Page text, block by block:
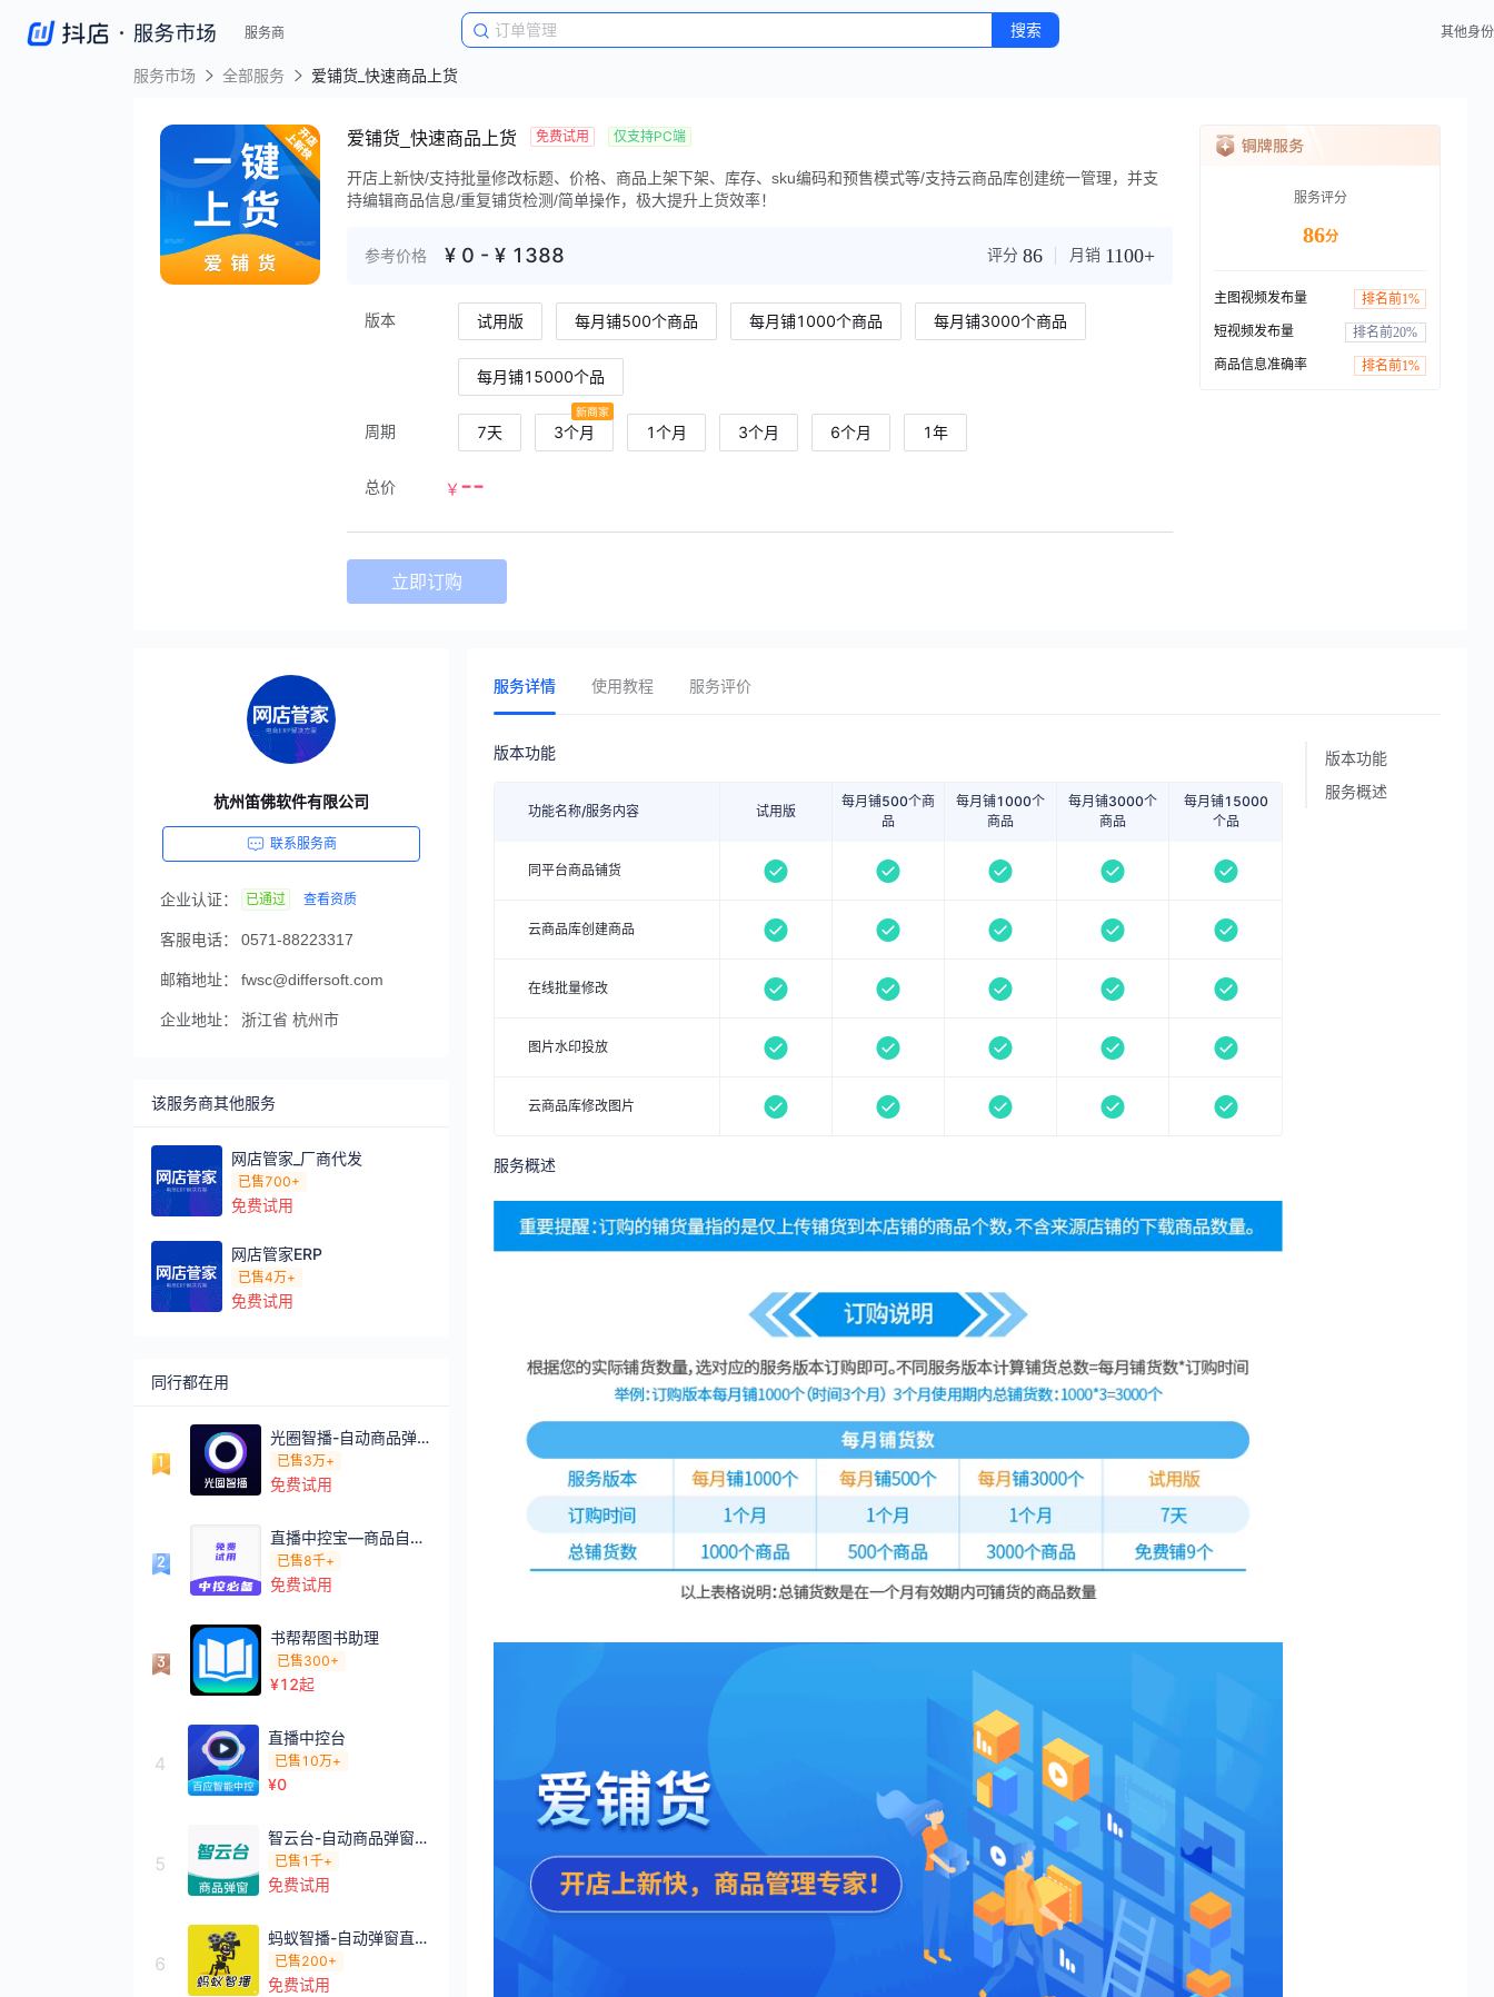
服务商 搜索 其他身
服务市场 全部服务 爱铺货_快速商品上货
爱铺货_快速商品上货 免费试用 仅支持PC端
开店上新快/支持批量修改标题、价格、商品上架下架、库存、sku编码和预售模式等/支持云商品库创建统一管理，并支
持编辑商品信息/重复铺货检测/简单操作，极大提升上货效率！
参考价格 ¥ 0 - ¥ 1388 评分 86 月销 1100+
版本 试用版 每月铺500个商品 每月铺1000个商品 每月铺3000个商品
每月铺15000个品
周期 7天 3个月 1个月 3个月 6个月 1年
总价 ￥ --
立即订购
服务评分
86分
主图视频发布量 排名前1%
短视频发布量 排名前20%
商品信息准确率 排名前1%
杭州笛佛软件有限公司
联系服务商
企业认证： 已通过 查看资质
客服电话： 0571-88223317
邮箱地址： fwsc@differsoft.com
企业地址： 浙江省 杭州市
该服务商其他服务
网店管家_厂商代发
已售700+
免费试用
网店管家ERP
已售4万+
免费试用
同行都在用
光圈智播-自动商品弹窗/自动发评
已售3万+
免费试用
直播中控宝—商品自动讲解/改价改库存
已售8千+
免费试用
书帮帮图书助理
已售300+
¥12起
4
直播中控台
已售10万+
¥0
5
智云台-自动商品弹窗/自动发评/直播助手
已售1千+
免费试用
6
蚂蚁智播-自动弹窗直播助手/商品弹窗
已售200+
免费试用
服务详情 使用教程 服务评价
版本功能
功能名称/服务内容 试用版
每月铺500个商
品
每月铺1000个
商品
每月铺3000个
商品
每月铺15000
个品
同平台商品铺货
云商品库创建商品
在线批量修改
图片水印投放
云商品库修改图片
服务概述
版本功能
服务概述